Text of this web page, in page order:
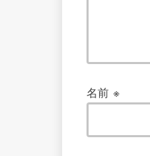
名前※